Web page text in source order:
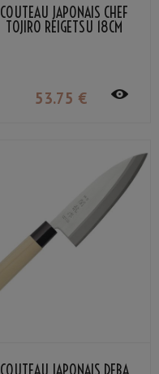
COUTEAU JAPONAIS CHEF
TOJIRO REIGETSU 18CM
53.75 €